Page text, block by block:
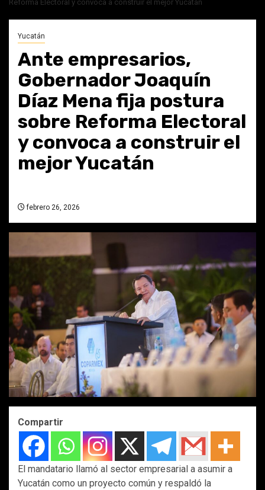
Reforma Electoral y convoca a construir el mejor Yucatán
Yucatán
Ante empresarios,
Gobernador Joaquín
Díaz Mena fija postura
sobre Reforma Electoral
y convoca a construir el
mejor Yucatán
febrero 26, 2026
Compartir
El mandatario llamó al sector empresarial a asumir a
Yucatán como un proyecto común y respaldó la